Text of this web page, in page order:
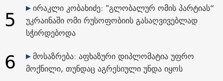
5
ირაკლი კობახიძე: "გლობალურ ომის პარტიას“
უკრაინაში ომი რუსოფობიის გასაღვივებლად
სჭირდებოდა
6
მოსაზრება: აფხაზური დიპლომატია უფრო
მოქნილი, თუნდაც აგრესიული უნდა იყოს